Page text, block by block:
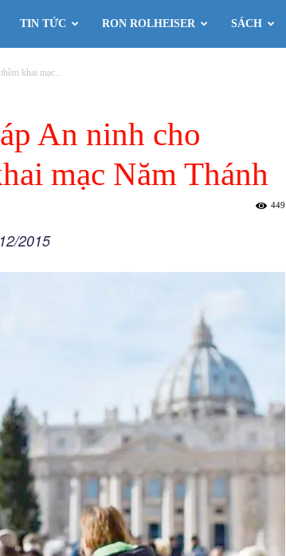
TIN TỨC RON ROLHEISER SÁCH
khai mạc...
An ninh cho
mạc Năm Thánh
449
2015